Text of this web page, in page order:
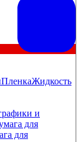
ПленкаЖидкость
и
для
для